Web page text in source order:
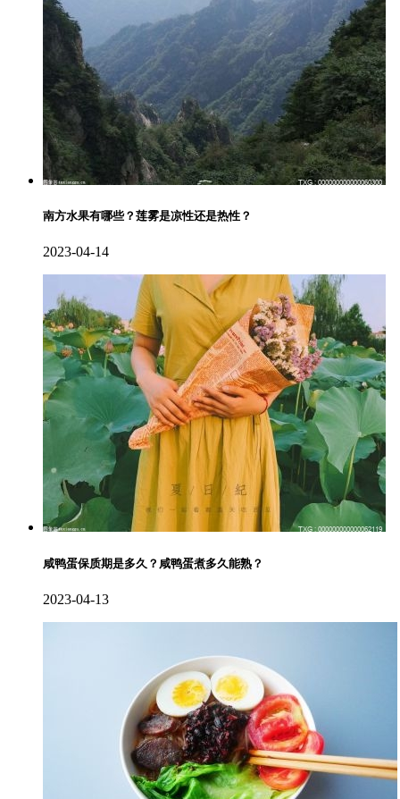
南方水果有哪些？莲雾是凉性还是热性？
2023-04-14
咸鸭蛋保质期是多久？咸鸭蛋煮多久能熟？
2023-04-13